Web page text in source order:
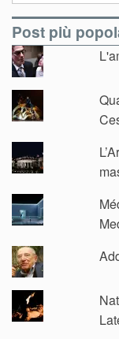
Post più